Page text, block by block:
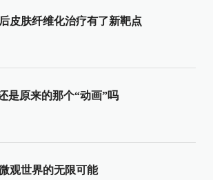
皮肤纤维化治疗有了新靶点
是原来的那个“动画”吗
观世界的无限可能